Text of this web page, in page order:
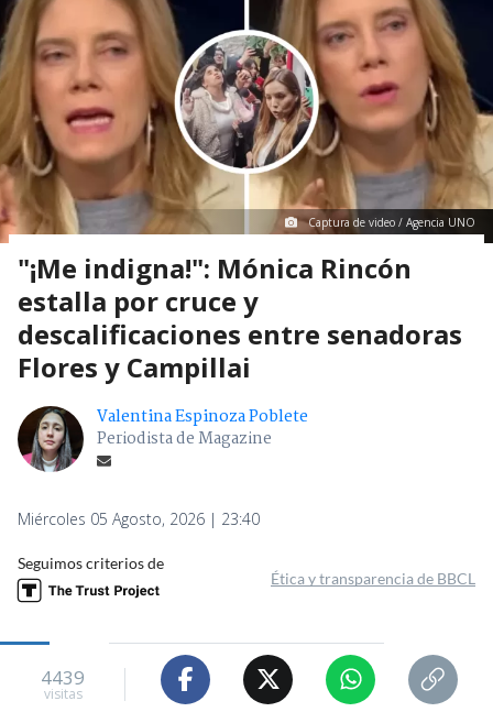
Captura de video / Agencia UNO
"¡Me indigna!": Mónica Rincón
estalla por cruce y
descalificaciones entre senadoras
Flores y Campillai
Valentina Espinoza Poblete
Periodista de Magazine
Miércoles 05 Agosto, 2026 | 23:40
Seguimos criterios de
Ética y transparencia de BBCL
4439
visitas